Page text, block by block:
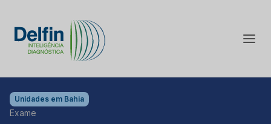
Unidades em Bahia
Exame